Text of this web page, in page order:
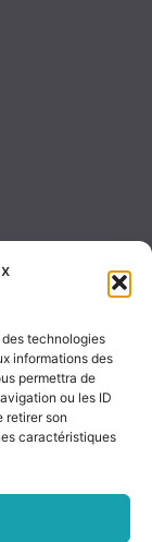
technologies
informations des
permettra de
ou les ID
retirer son
caractéristiques